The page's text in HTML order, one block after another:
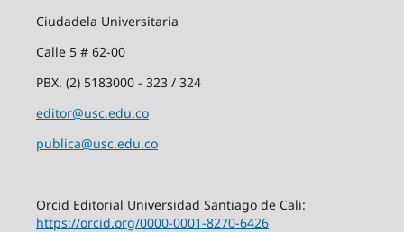
Ciudadela Universitaria
Calle 5 # 62-00
PBX. (2) 5183000 - 323 / 324
editor@usc.edu.co
publica@usc.edu.co
Orcid Editorial Universidad Santiago de Cali:
https://orcid.org/0000-0001-8270-6426